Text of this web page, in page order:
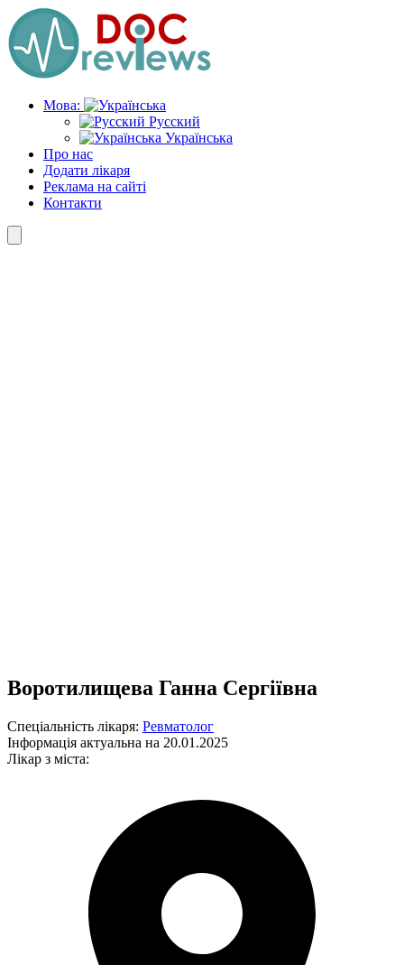
Skip
to
the
content
Мова:
Русский
Українська
Про нас
Додати лікаря
Реклама на сайті
Контакти
Воротилищева Ганна Сергіївна
Спеціальність лікаря: Ревматолог
Інформація актуальна на 20.01.2025
Лікар з міста: